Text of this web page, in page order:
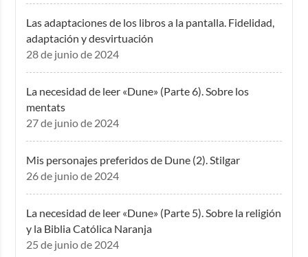
Las adaptaciones de los libros a la pantalla. Fidelidad,
adaptación y desvirtuación
28 de junio de 2024
La necesidad de leer «Dune» (Parte 6). Sobre los
mentats
27 de junio de 2024
Mis personajes preferidos de Dune (2). Stilgar
26 de junio de 2024
La necesidad de leer «Dune» (Parte 5). Sobre la religión
y la Biblia Católica Naranja
25 de junio de 2024